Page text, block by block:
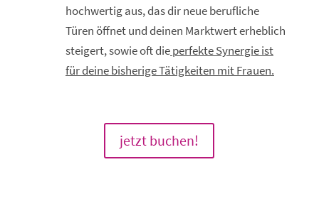
hochwertig aus, das dir neue berufliche
Türen öffnet und deinen Marktwert erheblich
steigert, sowie oft dieperfekte Synergie ist
für deine bisherige Tätigkeiten mit Frauen.
jetzt buchen!